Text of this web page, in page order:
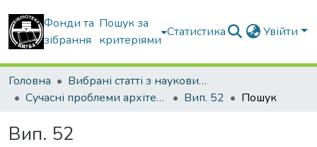
Фонди та
зібрання
Пошук за
критеріями
Статистика Увійти
Головна
Вибрані статті з наукових збірників КНУБА
Сучасні проблеми архітектури та містобудування
Вип. 52 Пошук
Вип. 52